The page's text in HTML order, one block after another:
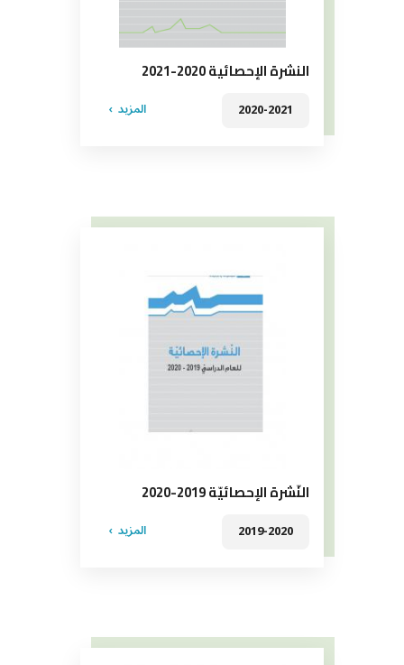
النشرة الإحصائية 2020-2021
2020-2021 المزيد
النّشرة الإحصائيّة 2019-2020
2019-2020 المزيد